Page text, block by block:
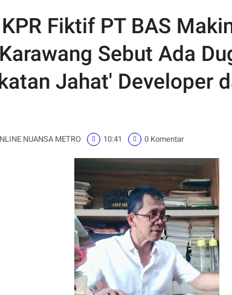
Fiktif PT BAS
Sebut Ada
Jahat' Developer
NUANSA METRO 10:41 0 Komentar